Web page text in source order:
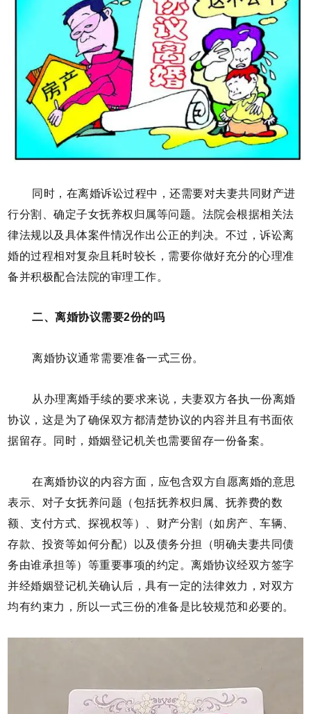
同时，在离婚诉讼过程中，还需要对夫妻共同财产进
行分割、确定子女抚养权归属等问题。法院会根据相关法
律法规以及具体案件情况作出公正的判决。不过，诉讼离
婚的过程相对复杂且耗时较长，需要你做好充分的心理准
备并积极配合法院的审理工作。
二、离婚协议需要2份的吗
离婚协议通常需要准备一式三份。
从办理离婚手续的要求来说，夫妻双方各执一份离婚
协议，这是为了确保双方都清楚协议的内容并且有书面依
据留存。同时，婚姻登记机关也需要留存一份备案。
在离婚协议的内容方面，应包含双方自愿离婚的意思
表示、对子女抚养问题（包括抚养权归属、抚养费的数
额、支付方式、探视权等）、财产分割（如房产、车辆、
存款、投资等如何分配）以及债务分担（明确夫妻共同债
务由谁承担等）等重要事项的约定。离婚协议经双方签字
并经婚姻登记机关确认后，具有一定的法律效力，对双方
均有约束力，所以一式三份的准备是比较规范和必要的。